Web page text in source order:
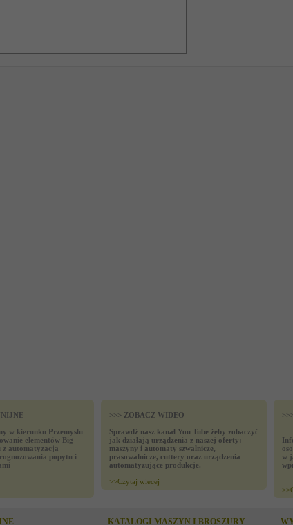
w kierunku Przemysłu
elementów Big
z automatyzacją
popytu i
>>> ZOBACZ WIDEO
Sprawdź nasz kanał You Tube żeby zobaczyć
jak działają urządzenia z naszej oferty:
maszyny i automaty szwalnicze,
prasowalnicze, cuttery oraz urządzenia
automatyzujące produkcje.
>>Czytaj wiecej
w
>>
KATALOGI MASZYN I BROSZURY